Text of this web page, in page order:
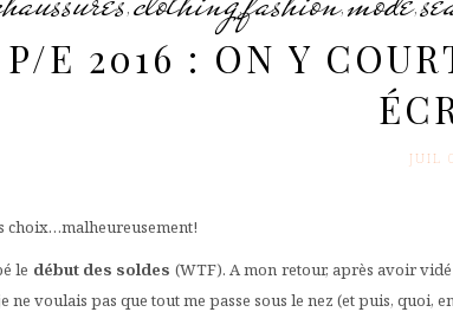
, , , ,
E 2016 : ON Y
JUIL
choix…malheureusement!
le début des soldes (WTF). A mon retour, après avoir
ne voulais pas que tout me passe sous le nez (et puis, quoi,